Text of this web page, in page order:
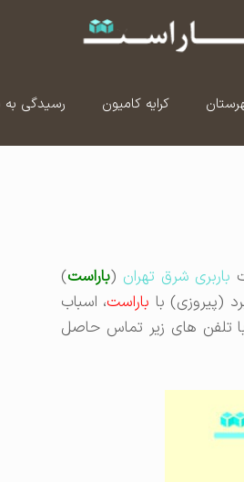
کرایه کامیون رسیدگی به
باربری شرق تهران (باراست)
(پیروزی) با باراست، اسباب
با تلفن های زیر تماس حاصل